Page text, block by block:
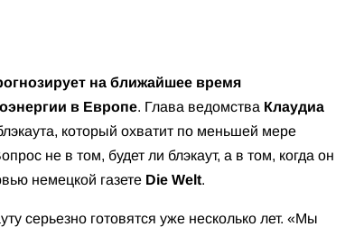
на ближайшее время
в Европе. Глава ведомства Клаудиа
который охватит по меньшей мере
не в том, будет ли блэкаут, а в том, когда он
немецкой газете Die Welt.
серьезно готовятся уже несколько лет. «Мы